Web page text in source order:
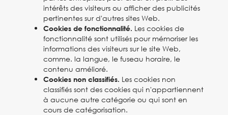
intérêts des visiteurs ou afficher des publicités
pertinentes sur d'autres sites Web.
Cookies de fonctionnalité. Les cookies de
fonctionnalité sont utilisés pour mémoriser les
informations des visiteurs sur le site Web,
comme. la langue, le fuseau horaire, le
contenu amélioré.
Cookies non classifiés. Les cookies non
classifiés sont des cookies qui n'appartiennent
à aucune autre catégorie ou qui sont en
cours de catégorisation.